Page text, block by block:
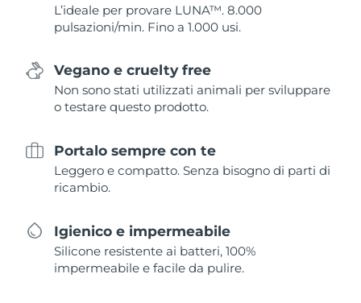
L’ideale per provare LUNA™. 8.000
pulsazioni/min. Fino a 1.000 usi.
Vegano e cruelty free
Non sono stati utilizzati animali per sviluppare
o testare questo prodotto.
Portalo sempre con te
Leggero e compatto. Senza bisogno di parti di
ricambio.
Igienico e impermeabile
Silicone resistente ai batteri, 100%
impermeabile e facile da pulire.